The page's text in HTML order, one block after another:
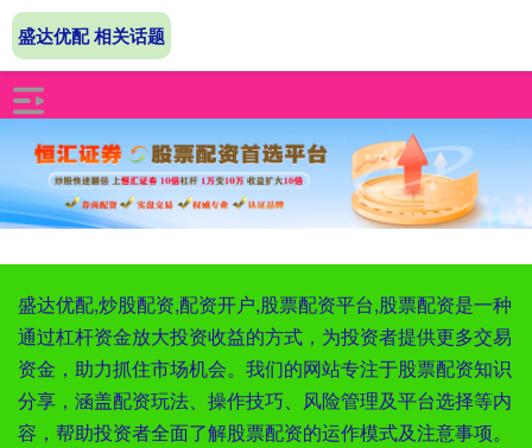
盛达优配,炒股配资,配资开户,股票配资平台,股票配资是一种
通过杠杆资金放大投资收益的方式，为投资者提供更多交易
资金，助力抓住市场机会。我们的网站专注于股票配资知识
分享，涵盖配资玩法、操作技巧、风险管理及平台选择等内
容，帮助投资者全面了解股票配资的运作模式及注意事项。
盛达优配 相关话题